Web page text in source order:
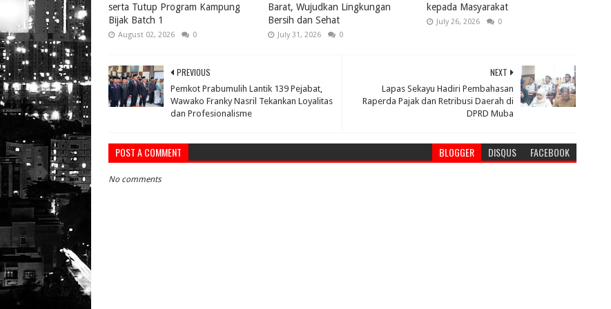
serta Tutup Program Kampung
Bijak Batch 1
August 02, 2026 0
Barat, Wujudkan Lingkungan
Bersih dan Sehat
July 31, 2026 0
kepada Masyarakat
July 26, 2026 0
NEXT
Lapas Sekayu Hadiri Pembahasan
Raperda Pajak dan Retribusi Daerah di
DPRD Muba
PREVIOUS
Pemkot Prabumulih Lantik 139 Pejabat,
Wawako Franky Nasril Tekankan Loyalitas
dan Profesionalisme
POST A COMMENT BLOGGER DISQUS FACEBOOK
No comments